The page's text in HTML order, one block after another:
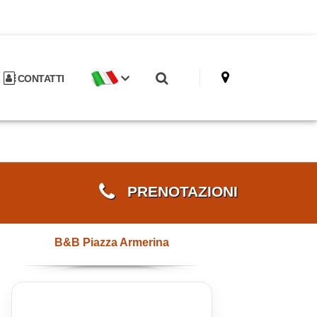
CONTATTI
PRENOTAZIONI
B&B Piazza Armerina